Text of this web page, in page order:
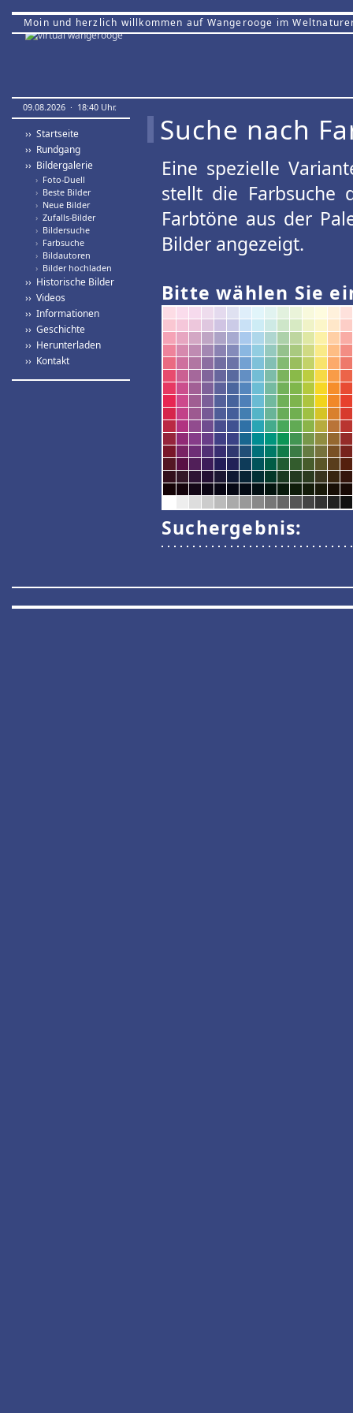
Moin und herzlich willkommen auf Wangerooge im
09.08.2026 · 18:40 Uhr.
›› Startseite
›› Rundgang
›› Bildergalerie
› Foto-Duell
› Beste Bilder
› Neue Bilder
› Zufalls-Bilder
› Bildersuche
› Farbsuche
› Bildautoren
› Bilder hochladen
›› Historische Bilder
›› Videos
›› Informationen
›› Geschichte
›› Herunterladen
›› Kontakt
Suche nach
Eine spezielle
stellt die Farbsuche
Farbtöne aus der
Bilder angezeigt.
Bitte wählen Sie
Suchergebnis: